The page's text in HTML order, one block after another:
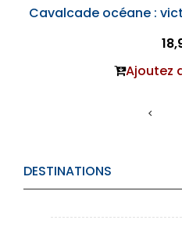
DESTINATIONS
Cavalcade océane :
Ajoutez